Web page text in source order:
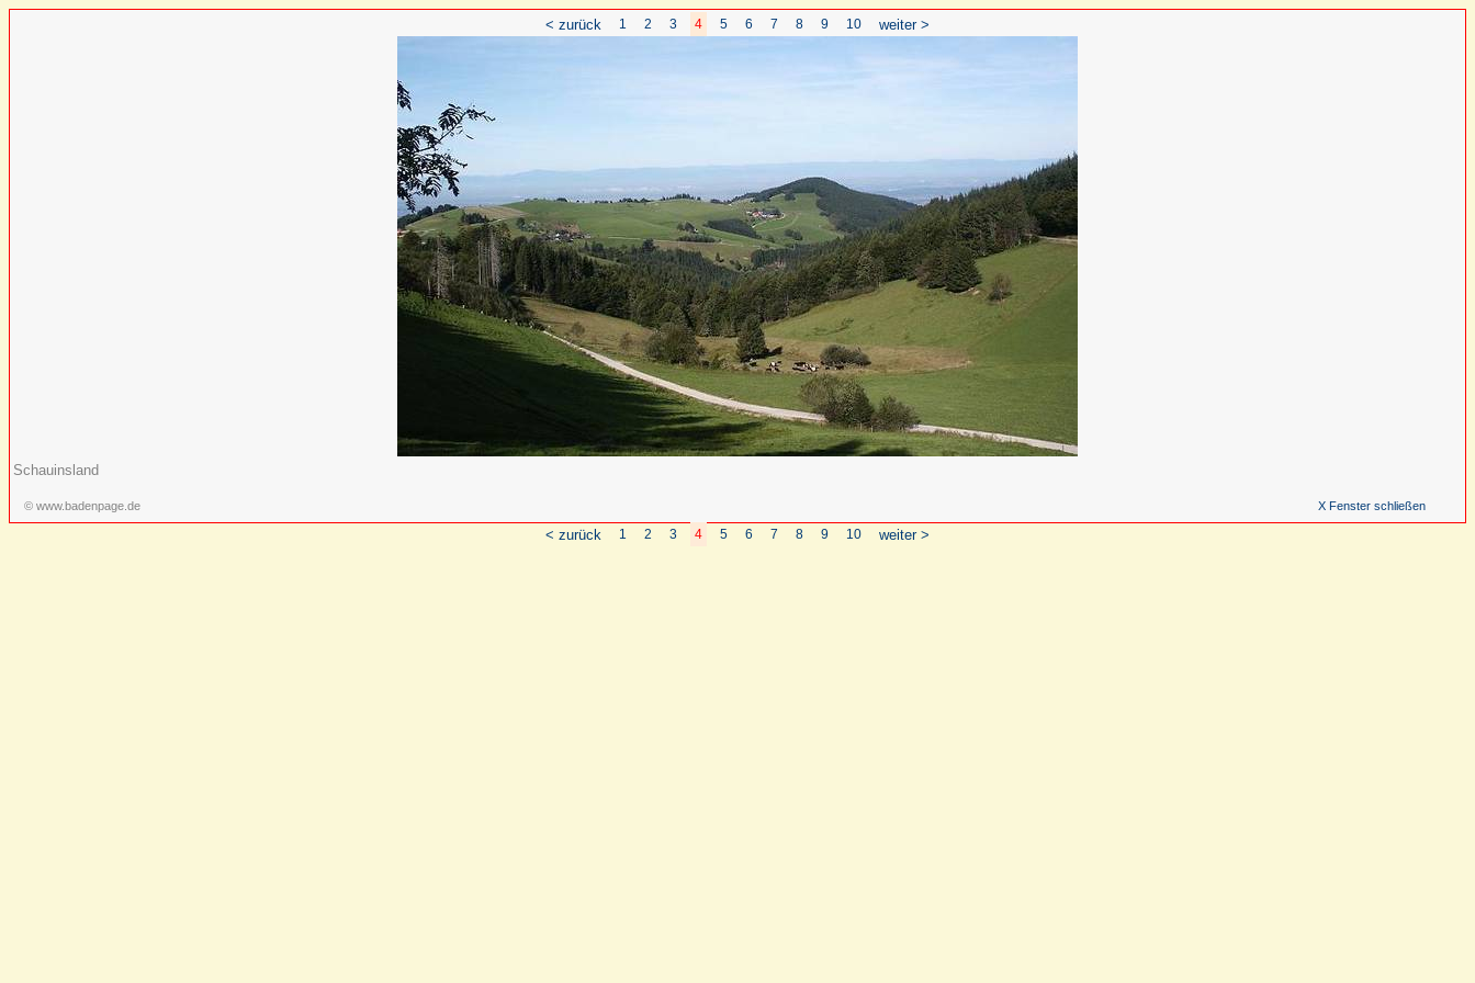
< zurück 1 2 3 4 5 6 7 8 9 10 weiter >
Schauinsland
© www.badenpage.de X Fenster schließen
< zurück 1 2 3 4 5 6 7 8 9 10 weiter >